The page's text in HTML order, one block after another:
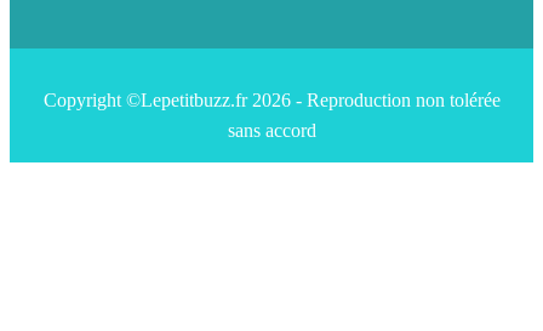
Copyright ©Lepetitbuzz.fr 2026 - Reproduction non tolérée
sans accord